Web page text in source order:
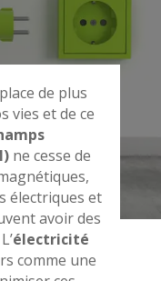
de plus
vies et de ce
ne cesse de
électriques et
avoir des
électricité
comme une